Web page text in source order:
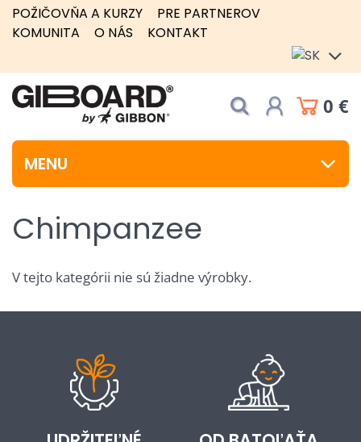
POŽIČOVŇA A KURZY
PRE PARTNEROV
KOMUNITA
O NÁS KONTAKT
0 €
MENU
Chimpanzee
V tejto kategórii nie sú žiadne výrobky.